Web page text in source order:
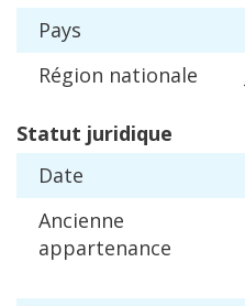
Pays
Région nationale
Statut juridique
Date
Ancienne
appartenance